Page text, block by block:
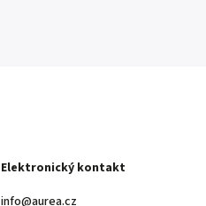
Elektronický kontakt
info@aurea.cz